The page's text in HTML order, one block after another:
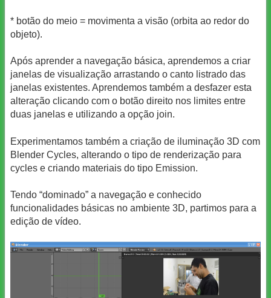
* botão do meio = movimenta a visão (orbita ao redor do
objeto).
Após aprender a navegação básica, aprendemos a criar
janelas de visualização arrastando o canto listrado das
janelas existentes. Aprendemos também a desfazer esta
alteração clicando com o botão direito nos limites entre
duas janelas e utilizando a opção join.
Experimentamos também a criação de iluminação 3D com
Blender Cycles, alterando o tipo de renderização para
cycles e criando materiais do tipo Emission.
Tendo “dominado” a navegação e conhecido
funcionalidades básicas no ambiente 3D, partimos para a
edição de vídeo.